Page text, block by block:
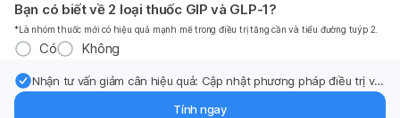
Bạn có biết về 2 loại thuốc GIP và GLP-1?
*Là nhóm thuốc mới có hiệu quả mạnh mẽ trong điều trị tăng cần và tiểu đường tuýp 2.
Có Không
Nhận tư vấn giảm cân hiệu quả: Cập nhật phương pháp điều trị và
Tính ngay